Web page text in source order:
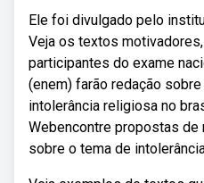
Ele foi divulgado pelo
Veja os textos
participantes do exame
(enem) farão redação
intolerância religiosa no
Webencontre propostas de
sobre o tema de